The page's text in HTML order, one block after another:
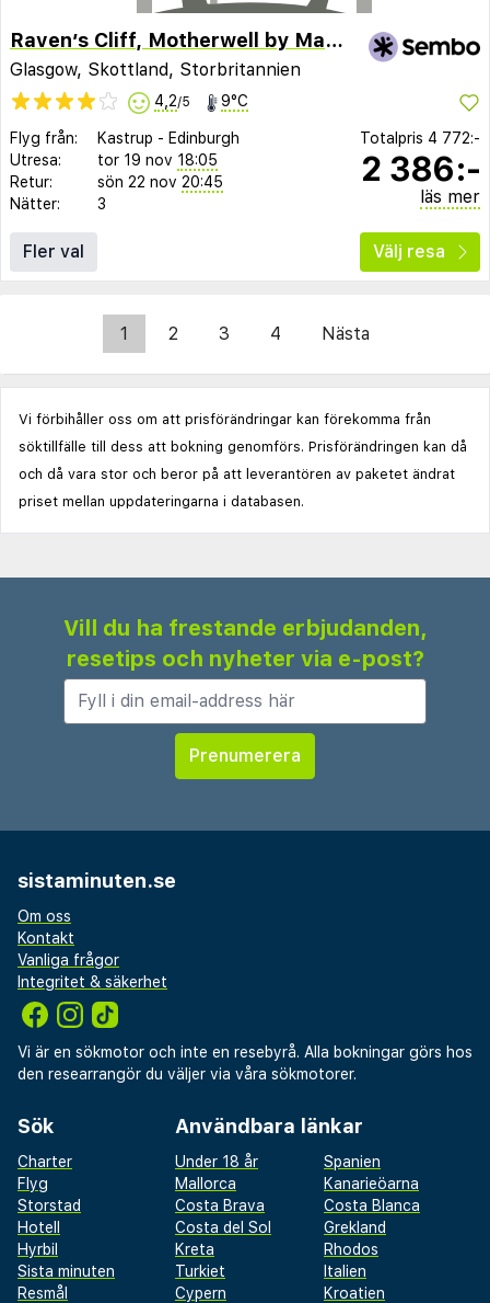
Raven’s Cliff, Motherwell by Marston's Inns
Glasgow, Skottland, Storbritannien
4,2/5 9°C
Flyg från: Kastrup - Edinburgh
Utresa:
tor 19 nov 18:05
Retur:
sön 22 nov 20:45
Nätter:
3
Totalpris 4 772:-
2 386:-
läs mer
Fler val Välj resa
1 2 3 4 Nästa
Vi förbihåller oss om att prisförändringar kan förekomma från
söktillfälle till dess att bokning genomförs. Prisförändringen kan då
och då vara stor och beror på att leverantören av paketet ändrat
priset mellan uppdateringarna i databasen.
Vill du ha frestande erbjudanden,
resetips och nyheter via e-post?
sistaminuten.se
Om oss
Kontakt
Vanliga frågor
Integritet & säkerhet
Vi är en sökmotor och inte en resebyrå. Alla bokningar görs hos
den researrangör du väljer via våra sökmotorer.
Sök
Charter
Flyg
Storstad
Hotell
Hyrbil
Sista minuten
Resmål
Användbara länkar
Under 18 år
Spanien
Mallorca
Kanarieöarna
Costa Brava
Costa Blanca
Costa del Sol
Grekland
Kreta
Rhodos
Turkiet
Italien
Cypern
Kroatien